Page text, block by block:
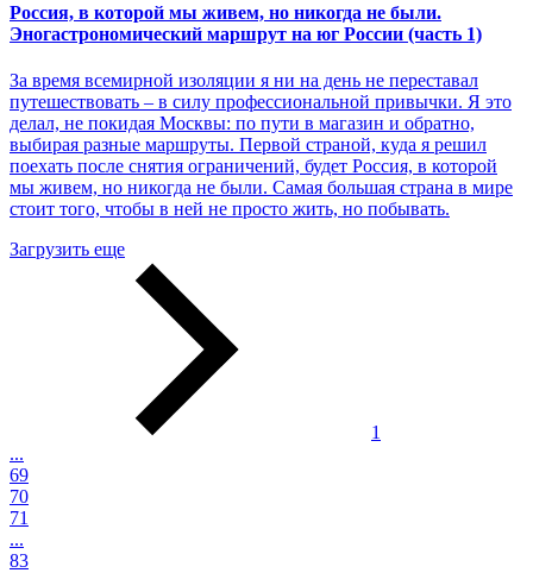
Россия, в которой мы живем, но никогда не были.
Эногастрономический маршрут на юг России (часть 1)
За время всемирной изоляции я ни на день не переставал
путешествовать – в силу профессиональной привычки. Я это
делал, не покидая Москвы: по пути в магазин и обратно,
выбирая разные маршруты. Первой страной, куда я решил
поехать после снятия ограничений, будет Россия, в которой
мы живем, но никогда не были. Самая большая страна в мире
стоит того, чтобы в ней не просто жить, но побывать.
Загрузить еще
1
...
69
70
71
...
83